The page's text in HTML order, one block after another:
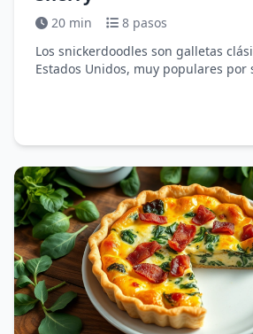
20 min
8 pasos
Los snickerdoodles son galletas
Estados Unidos, muy populares por